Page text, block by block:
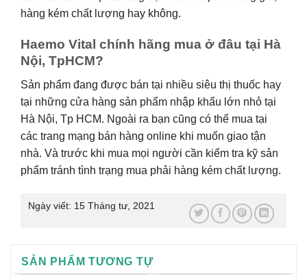
hàng kém chất lượng hay không.
Haemo Vital chính hãng mua ở đâu tại Hà
Nội, TpHCM?
Sản phẩm đang được bán tại nhiều siêu thị thuốc hay
tại những cửa hàng sản phẩm nhập khẩu lớn nhỏ tại
Hà Nội, Tp HCM. Ngoài ra bạn cũng có thể mua tại
các trang mạng bán hàng online khi muốn giao tận
nhà. Và trước khi mua mọi người cần kiểm tra kỹ sản
phẩm tránh tình trạng mua phải hàng kém chất lượng.
Ngày viết: 15 Tháng tư, 2021
SẢN PHẨM TƯƠNG TỰ